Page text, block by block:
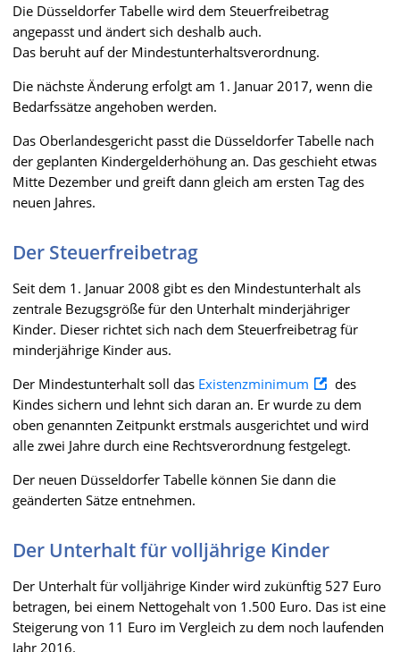
Die Düsseldorfer Tabelle wird dem Steuerfreibetrag
angepasst und ändert sich deshalb auch.
Das beruht auf der Mindestunterhaltsverordnung.
Die nächste Änderung erfolgt am 1. Januar 2017, wenn die
Bedarfssätze angehoben werden.
Das Oberlandesgericht passt die Düsseldorfer Tabelle nach
der geplanten Kindergelderhöhung an. Das geschieht etwas
Mitte Dezember und greift dann gleich am ersten Tag des
neuen Jahres.
Der Steuerfreibetrag
Seit dem 1. Januar 2008 gibt es den Mindestunterhalt als
zentrale Bezugsgröße für den Unterhalt minderjähriger
Kinder. Dieser richtet sich nach dem Steuerfreibetrag für
minderjährige Kinder aus.
Der Mindestunterhalt soll das Existenzminimum
des
Kindes sichern und lehnt sich daran an. Er wurde zu dem
oben genannten Zeitpunkt erstmals ausgerichtet und wird
alle zwei Jahre durch eine Rechtsverordnung festgelegt.
Der neuen Düsseldorfer Tabelle können Sie dann die
geänderten Sätze entnehmen.
Der Unterhalt für volljährige Kinder
Der Unterhalt für volljährige Kinder wird zukünftig 527 Euro
betragen, bei einem Nettogehalt von 1.500 Euro. Das ist eine
Steigerung von 11 Euro im Vergleich zu dem noch laufenden
Jahr 2016.